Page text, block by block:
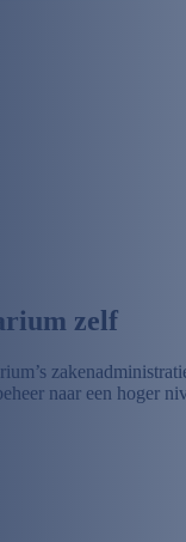
zelf
naar een hoger